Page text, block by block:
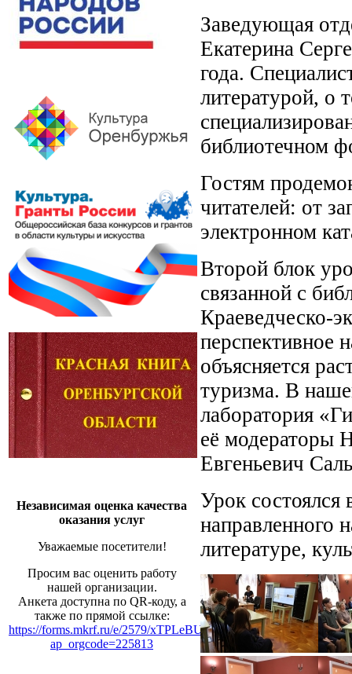
Независимая оценка качества
оказания услуг
Уважаемые посетители!
Просим вас оценить работу
нашей организации.
Анкета доступна по QR-коду, а
также по прямой ссылке:
https://forms.mkrf.ru/e/2579/xTPLeBU7/?
ap_orgcode=225813
Заведующая
Екатерина
года.
литературой, о
библиотечном
Гостям
читателей: от
электронном
Второй блок
связанной с
Краеведческо-
перспективное
объясняется
туризма. В
лаборатория
её модераторы
Евгеньевич
Урок состоялся
направленного
литературе,